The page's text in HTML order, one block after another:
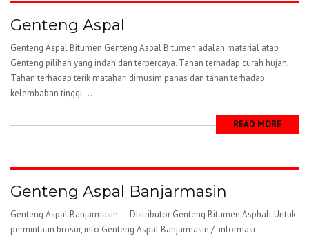
Genteng Aspal
Genteng Aspal Bitumen Genteng Aspal Bitumen adalah material atap
Genteng pilihan yang indah dan terpercaya. Tahan terhadap curah hujan,
Tahan terhadap terik matahari dimusim panas dan tahan terhadap
kelembaban tinggi....
READ MORE
Genteng Aspal Banjarmasin
Genteng Aspal Banjarmasin – Distributor Genteng Bitumen Asphalt Untuk
permintaan brosur, info Genteng Aspal Banjarmasin / informasi